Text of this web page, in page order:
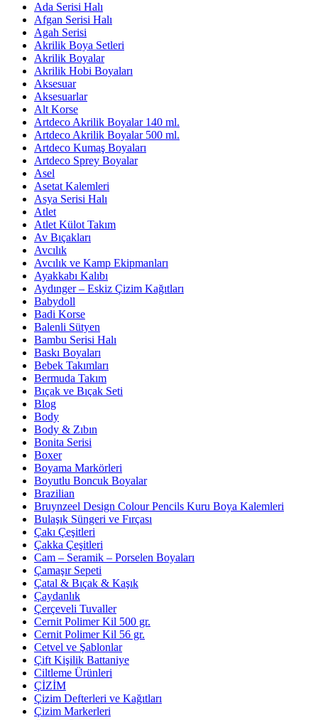
Ada Serisi Halı
Afgan Serisi Halı
Agah Serisi
Akrilik Boya Setleri
Akrilik Boyalar
Akrilik Hobi Boyaları
Aksesuar
Aksesuarlar
Alt Korse
Artdeco Akrilik Boyalar 140 ml.
Artdeco Akrilik Boyalar 500 ml.
Artdeco Kumaş Boyaları
Artdeco Sprey Boyalar
Asel
Asetat Kalemleri
Asya Serisi Halı
Atlet
Atlet Külot Takım
Av Bıçakları
Avcılık
Avcılık ve Kamp Ekipmanları
Ayakkabı Kalıbı
Aydınger – Eskiz Çizim Kağıtları
Babydoll
Badi Korse
Balenli Sütyen
Bambu Serisi Halı
Baskı Boyaları
Bebek Takımları
Bermuda Takım
Bıçak ve Bıçak Seti
Blog
Body
Body & Zıbın
Bonita Serisi
Boxer
Boyama Markörleri
Boyutlu Boncuk Boyalar
Brazilian
Bruynzeel Design Colour Pencils Kuru Boya Kalemleri
Bulaşık Süngeri ve Fırçası
Çakı Çeşitleri
Çakka Çeşitleri
Cam – Seramik – Porselen Boyaları
Çamaşır Sepeti
Çatal & Bıçak & Kaşık
Çaydanlık
Çerçeveli Tuvaller
Cernit Polimer Kil 500 gr.
Cernit Polimer Kil 56 gr.
Cetvel ve Şablonlar
Çift Kişilik Battaniye
Ciltleme Ürünleri
ÇİZİM
Çizim Defterleri ve Kağıtları
Çizim Markerleri